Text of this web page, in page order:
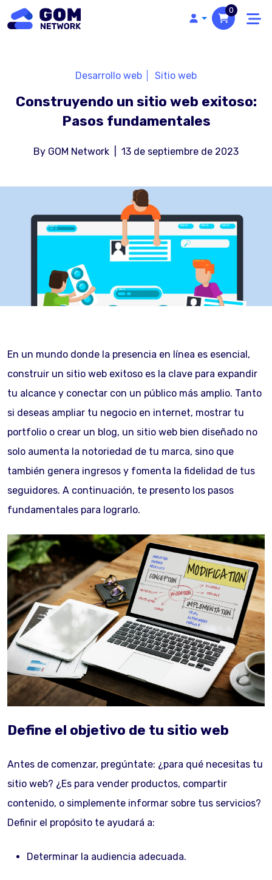
0
Construyendo un sitio web exitoso:
Pasos fundamentales
Desarrollo web Sitio web
By GOM Network 13 de septiembre de 2023
En un mundo donde la presencia en línea es esencial,
construir un sitio web exitoso es la clave para expandir
tu alcance y conectar con un público más amplio. Tanto
si deseas ampliar tu negocio en internet, mostrar tu
portfolio o crear un blog, un sitio web bien diseñado no
solo aumenta la notoriedad de tu marca, sino que
también genera ingresos y fomenta la fidelidad de tus
seguidores. A continuación, te presento los pasos
fundamentales para lograrlo.
Define el objetivo de tu sitio web
Antes de comenzar, pregúntate: ¿para qué necesitas tu
sitio web? ¿Es para vender productos, compartir
contenido, o simplemente informar sobre tus servicios?
Definir el propósito te ayudará a:
Determinar la audiencia adecuada.